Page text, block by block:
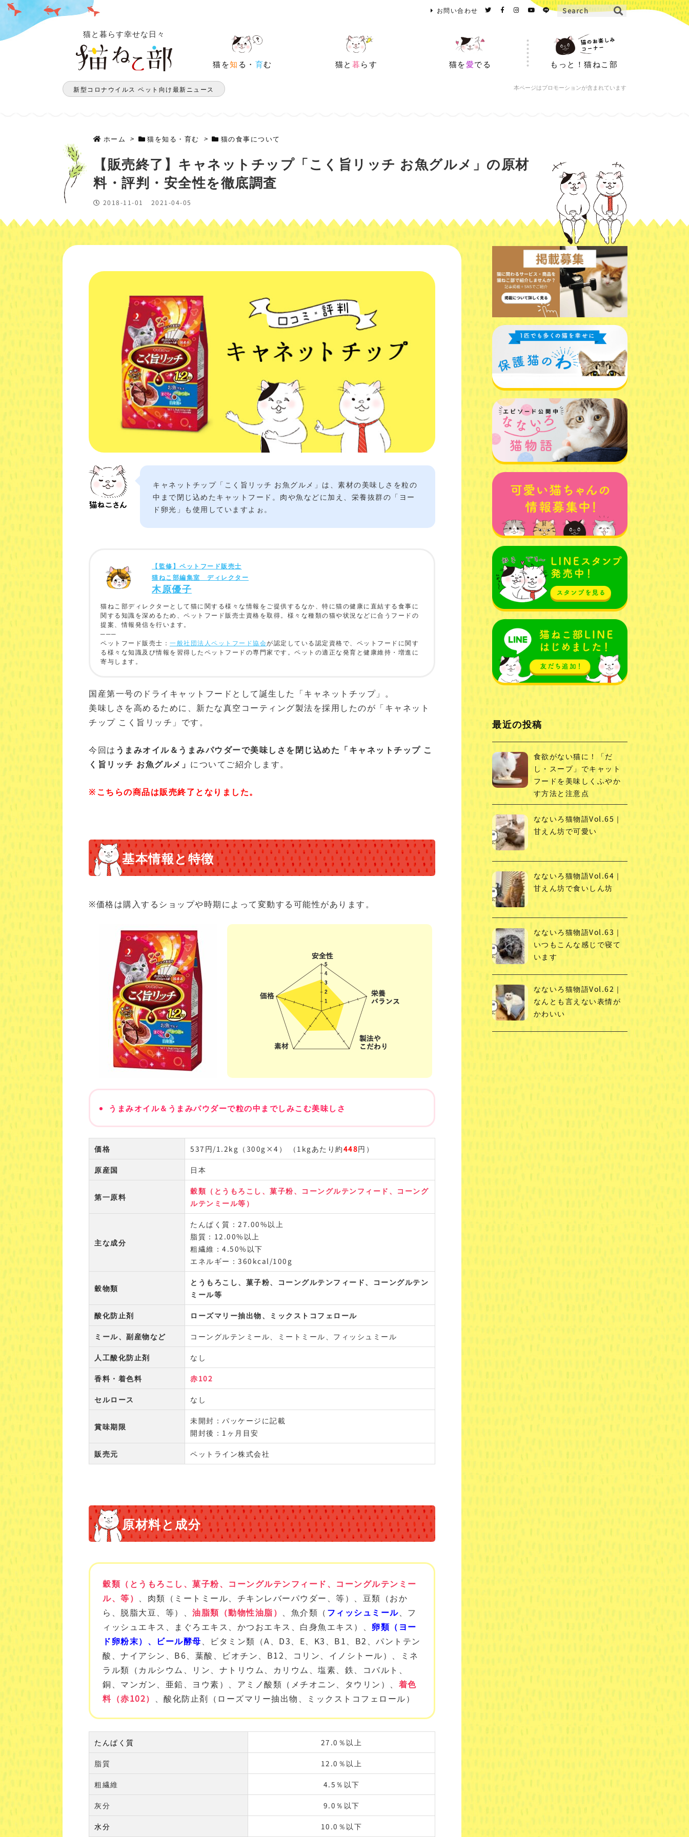
猫と暮らす幸せな日々
猫を知 る・ 育む 猫と 暮らす 猫を愛でる もっと！猫ねこ部
お問い合わせ
新型コロナウイルス ペット向け最新ニュース 本ページはプロモーションが含まれています
ホーム > 猫を知る・育む > 猫の食事について
【販売終了】キャネットチップ「こく旨リッチ お魚グルメ」の原材
料・評判・安全性を徹底調査
2018-11-01 2021-04-05
キャネットチップ「こく旨リッチ お魚グルメ」は、素材の美味しさを粒の
中まで閉じ込めたキャットフード。肉や魚などに加え、栄養抜群の「ヨー
ド卵光」も使用していますよぉ。
【監修】ペットフード販売士
猫ねこ部編集室 ディレクター
木原優子
猫ねこ部ディレクターとして猫に関する様々な情報をご提供するなか、特に猫の健康に直結する食事に
関する知識を深めるため、ペットフード販売士資格を取得。様々な種類の猫や状況などに合うフードの
提案、情報発信を行います。
───
ペットフード販売士： 一般社団法人ペットフード協会が認定している認定資格で、ペットフードに関す
る様々な知識及び情報を習得したペットフードの専門家です。ペットの適正な発育と健康維持・増進に
寄与します。
国産第一号のドライキャットフードとして誕生した「キャネットチップ」。
美味しさを高めるために、新たな真空コーティング製法を採用したのが「キャネット
チップ こく旨リッチ」です。
今回は うまみオイル＆うまみパウダーで美味しさを閉じ込めた 「キャネットチップ こ
く旨リッチ お魚グルメ」 についてご紹介します。
※こちらの商品は販売終了となりました。
基本情報と特徴
※価格は購入するショップや時期によって変動する可能性があります。
うまみオイル＆うまみパウダーで粒の中までしみこむ美味しさ
価格 537円/1.2kg（300g×4） （1kgあたり約448円）
原産国 日本
第一原料
穀類（とうもろこし、菓子粉、コーングルテンフィード、コーング
ルテンミール等）
主な成分
たんぱく質：27.00%以上
脂質：12.00%以上
粗繊維：4.50%以下
エネルギー：360kcal/100g
穀物類
とうもろこし、菓子粉、コーングルテンフィード、コーングルテン
ミール等
酸化防止剤 ローズマリー抽出物、ミックストコフェロール
ミール、副産物など コーングルテンミール、ミートミール、フィッシュミール
人工酸化防止剤 なし
香料・着色料 赤102
セルロース なし
賞味期限
未開封：パッケージに記載
開封後：1ヶ月目安
販売元 ペットライン株式会社
原材料と成分
穀類（とうもろこし、菓子粉、コーングルテンフィード、コーングルテンミー
ル、等） 、肉類（ミートミール、チキンレバーパウダー、等）、豆類（おか
ら、脱脂大豆、等）、 油脂類（動物性油脂） 、魚介類（ フィッシュミール、フ
ィッシュエキス、まぐろエキス、かつおエキス、白身魚エキス）、 卵類（ヨー
ド卵粉末）、ビール酵母、ビタミン類（A、D3、E、K3 、B1、B2 、パントテン
酸、ナイアシン、B6、葉酸、ビオチン、B12、コリン、イノシトール）、ミネ
ラル類（カルシウム、リン、ナトリウム、カリウム、塩素、鉄、コバルト、
銅、マンガン、亜鉛、ヨウ素）、アミノ酸類（メチオニン、タウリン）、 着色
料（赤102） 、酸化防止剤（ローズマリー抽出物、ミックストコフェロール）
たんぱく質 27.0％以上
脂質 12.0％以上
粗繊維 4.5％以下
灰分 9.0％以下
水分 10.0％以下
最近の投稿
食欲がない猫に！「だ
し・スープ」でキャット
フードを美味しくふやか
す方法と注意点
なないろ猫物語Vol.65｜
甘えん坊で可愛い
なないろ猫物語Vol.64｜
甘えん坊で食いしん坊
なないろ猫物語Vol.63｜
いつもこんな感じで寝て
います
なないろ猫物語Vol.62｜
なんとも言えない表情が
かわいい